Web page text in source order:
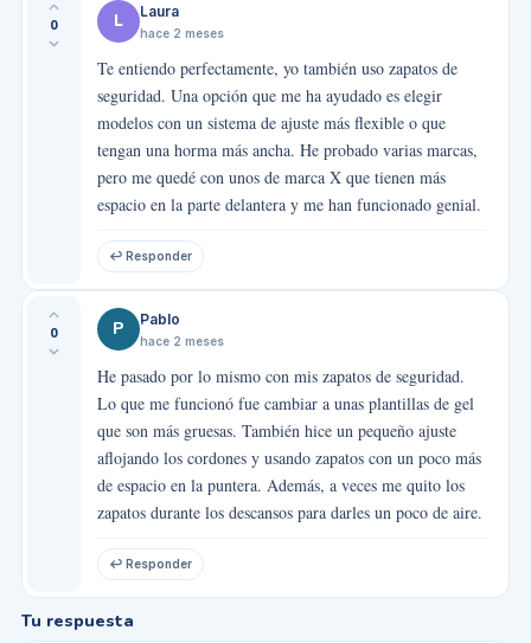
0 L Laura
hace 2 meses
Te entiendo perfectamente, yo también uso zapatos de
seguridad. Una opción que me ha ayudado es elegir
modelos con un sistema de ajuste más flexible o que
tengan una horma más ancha. He probado varias marcas,
pero me quedé con unos de marca X que tienen más
espacio en la parte delantera y me han funcionado genial.
↩ Responder
0 P Pablo
hace 2 meses
He pasado por lo mismo con mis zapatos de seguridad.
Lo que me funcionó fue cambiar a unas plantillas de gel
que son más gruesas. También hice un pequeño ajuste
aflojando los cordones y usando zapatos con un poco más
de espacio en la puntera. Además, a veces me quito los
zapatos durante los descansos para darles un poco de aire.
↩ Responder
Tu respuesta